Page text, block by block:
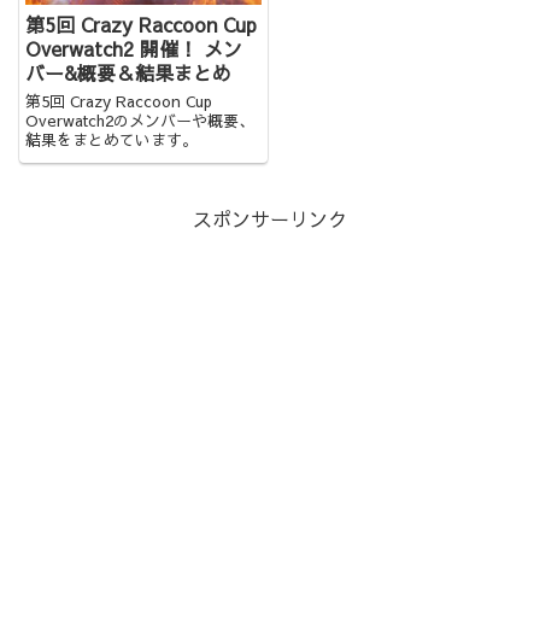
第5回 Crazy Raccoon Cup
Overwatch2 開催！ メン
バー&概要＆結果まとめ
第5回 Crazy Raccoon Cup
Overwatch2のメンバーや概要、
結果をまとめています。
スポンサーリンク